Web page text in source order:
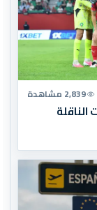
2,839 مشاهدة